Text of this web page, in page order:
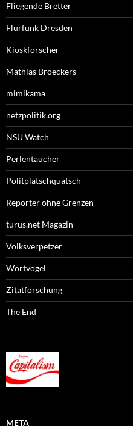
Fliegende Bretter
Flurfunk Dresden
Kioskforscher
Mathias Broeckers
mimikama
netzpolitik.org
NSU Watch
Perlentaucher
Politplatschquatsch
Reporter ohne Grenzen
turus.net Magazin
Volksverpetzer
Wortvogel
Zitatforschung
The End
META